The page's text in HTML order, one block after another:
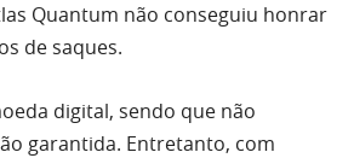
Quantum não conseguiu honrar
de saques.
digital, sendo que não
garantida. Entretanto, com